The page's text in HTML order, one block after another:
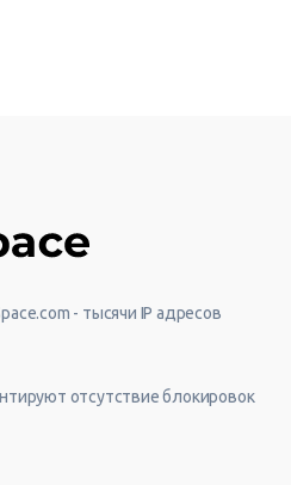
- тысячи IP адресов
отсутствие блокировок